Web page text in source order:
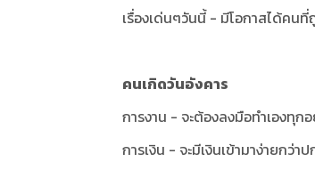
เรื่องเด่นๆวันนี้ - มีโอกาสได้คนที่
คนเกิดวันอังคาร
การงาน - จะต้องลงมือทำเองทุก
การเงิน - จะมีเงินเข้ามาง่ายกว่า